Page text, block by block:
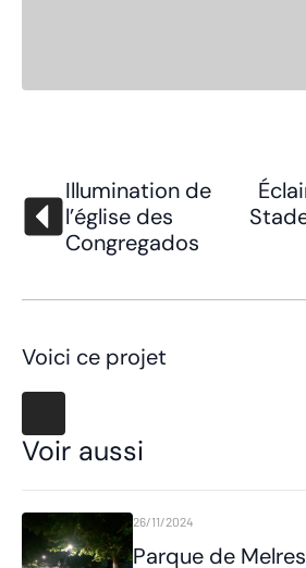
Illumination de
l’église des
Congregados
Voici ce projet
Voir aussi
Parque de
26/11/2024